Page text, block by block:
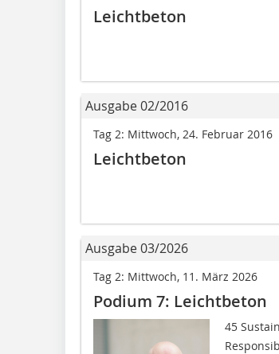
Leichtbeton
Ausgabe 02/2016
Tag 2: Mittwoch, 24. Februar 2016
Leichtbeton
Ausgabe 03/2026
Tag 2: Mittwoch, 11. März 2026
Podium 7: Leichtbeton
45